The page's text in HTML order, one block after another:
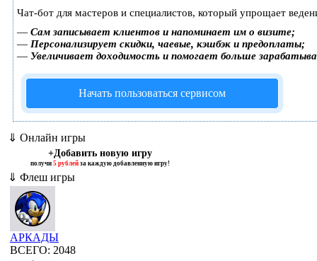
Чат-бот для мастеров и специалистов, который упрощает
— Сам записывает клиентов и напоминает им о визите;
— Персонализирует скидки, чаевые, кэшбэк и предоплаты;
— Увеличивает доходимость и помогает больше
Начать пользоваться сервисом
⇓ Онлайн игры
+Добавить новую игру
получи 5 рублейза каждую добавленную игру!
⇓ Флеш игры
АРКАДЫ
ВСЕГО: 2048